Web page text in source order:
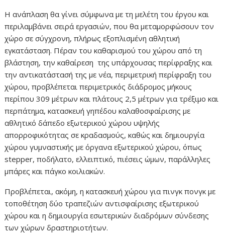
Η ανάπλαση θα γίνει σύμφωνα με τη μελέτη του έργου και
περιλαμβάνει σειρά εργασιών, που θα μεταμορφώσουν τον
χώρο σε σύγχρονη, πλήρως εξοπλισμένη αθλητική
εγκατάσταση. Πέραν του καθαρισμού του χώρου από τη
βλάστηση, την καθαίρεση της υπάρχουσας περίφραξης και
την αντικατάστασή της με νέα, περιμετρική περίφραξη του
χώρου, προβλέπεται περιμετρικός διάδρομος μήκους
περίπου 309 μέτρων και πλάτους 2,5 μέτρων για τρέξιμο και
περπάτημα, κατασκευή γηπέδου καλαθοσφαίρισης με
αθλητικό δάπεδο εξωτερικού χώρου υψηλής
απορροφικότητας σε κραδασμούς, καθώς και δημιουργία
χώρου γυμναστικής με όργανα εξωτερικού χώρου, όπως
stepper, ποδήλατο, ελλειπτικό, πιέσεις ώμων, παράλληλες
μπάρες και πάγκο κοιλιακών.
Προβλέπεται, ακόμη, η κατασκευή χώρου για πινγκ πονγκ με
τοποθέτηση δύο τραπεζιών αντισφαίρισης εξωτερικού
χώρου και η δημιουργία εσωτερικών διαδρόμων σύνδεσης
των χώρων δραστηριοτήτων.